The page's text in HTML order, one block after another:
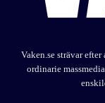
Vaken.se strävar
ordinarie